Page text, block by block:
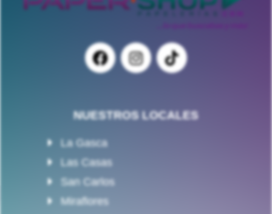
NUESTROS LOCALES
La Gasca
Las Casas
San Carlos
Miraflores